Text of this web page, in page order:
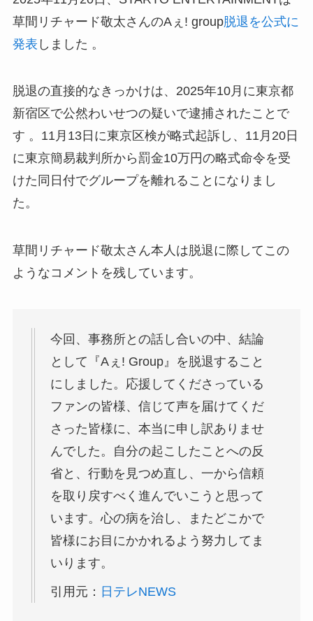
草間リチャード敬太さんのAぇ! group脱退を公式に
発表 しました 。
脱退の直接的なきっかけは、2025年10月に東京都
新宿区で公然わいせつの疑いで逮捕されたことで
す 。11月13日に東京区検が略式起訴し、11月20日
に東京簡易裁判所から罰金10万円の略式命令を受
けた同日付でグループを離れることになりまし
た。
草間リチャード敬太さん本人は脱退に際してこの
ようなコメントを残しています。
今回、事務所との話し合いの中、結論
として『Aぇ! Group』を脱退すること
にしました。応援してくださっている
ファンの皆様、信じて声を届けてくだ
さった皆様に、本当に申し訳ありませ
んでした。自分の起こしたことへの反
省と、行動を見つめ直し、一から信頼
を取り戻すべく進んでいこうと思って
います。心の病を治し、またどこかで
皆様にお目にかかれるよう努力してま
いります。
引用元： 日テレNEWS